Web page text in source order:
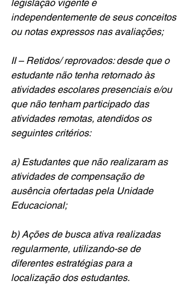
legislação vigente e
independentemente de seus conceitos
ou notas expressos nas avaliações;
II – Retidos/ reprovados: desde que o
estudante não tenha retornado às
atividades escolares presenciais e/ou
que não tenham participado das
atividades remotas, atendidos os
seguintes critérios:
a) Estudantes que não realizaram as
atividades de compensação de
ausência ofertadas pela Unidade
Educacional;
b) Ações de busca ativa realizadas
regularmente, utilizando-se de
diferentes estratégias para a
localização dos estudantes.